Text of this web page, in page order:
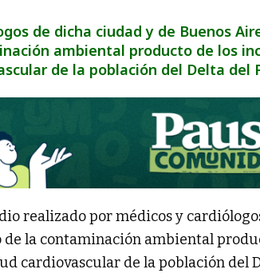
de dicha ciudad y de Buenos
ambiental producto de los
de la población del Delta del
realizado por médicos y
de la contaminación ambiental
cardiovascular de la población del